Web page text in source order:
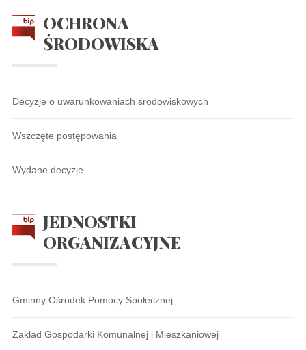
OCHRONA
ŚRODOWISKA
Decyzje o uwarunkowaniach środowiskowych
Wszczęte postępowania
Wydane decyzje
JEDNOSTKI
ORGANIZACYJNE
Gminny Ośrodek Pomocy Społecznej
Zakład Gospodarki Komunalnej i Mieszkaniowej